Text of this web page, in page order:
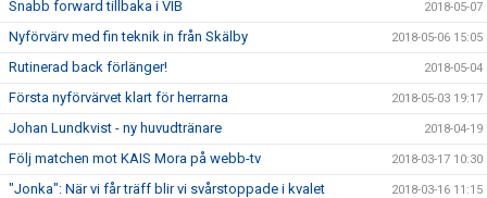
Snabb forward tillbaka i VIB 2018-05-07
Nyförvärv med fin teknik in från Skälby 2018-05-06 15:05
Rutinerad back förlänger! 2018-05-04
Första nyförvärvet klart för herrarna 2018-05-03 19:17
Johan Lundkvist - ny huvudtränare 2018-04-19
Följ matchen mot KAIS Mora på webb-tv 2018-03-17 10:30
"Jonka": När vi får träff blir vi svårstoppade i kvalet 2018-03-16 11:15